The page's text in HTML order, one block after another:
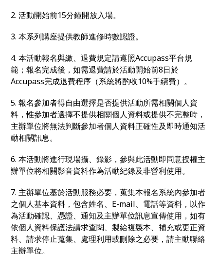
2. 活動開始前15分鐘開放入場。
3. 本系列講座提供教師進修時數認證。
4. 本活動報名與繳、退費規定請遵照Accupass平台規
範；報名完成後，如需退費請於活動開始前8日於
Accupass完成退費程序（系統將酌收10%手續費）。
5. 報名參加者得自由選擇是否提供活動所需相關個人資
料，惟參加者選擇不提供相關個人資料或提供不完整時，
主辦單位將無法判斷參加者個人資料正確性及即時通知活
動相關訊息。
6. 本活動將進行現場攝、錄影，參與此活動即同意授權主
辦單位將相關影音資料作為活動紀錄及非營利使用。
7. 主辦單位基於活動服務必要，蒐集本報名系統內參加者
之個人基本資料，包含姓名、E-mail、電話等資料，以作
為活動確認、憑證、通知及主辦單位訊息宣傳使用，如有
依個人資料保護法請求查閱、製給複製本、補充或更正資
料、請求停止蒐集、處理利用或刪除之必要，請主動聯絡
主辦單位。